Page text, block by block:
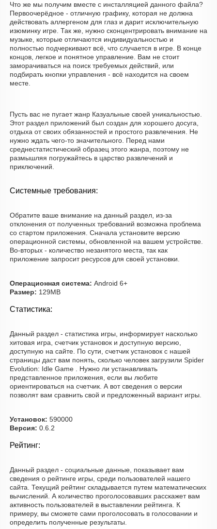
Что же мы получим вместе с инсталляцией данного файла?
Первоочерёдное - отличную графику, которая не должна
действовать аллергеном для глаз и дарит исключительную
изюминку игре. Так же, нужно сконцентрировать внимание на
музыке, которые отличаются индивидуальностью и
полностью подчеркивают всё, что случается в игре. В конце
концов, легкое и понятное управление. Вам не стоит
заморачиваться на поиск требуемых действий, или
подбирать кнопки управления - всё находится на своем
месте.
Пусть вас не пугает жанр Казуальные своей уникальностью.
Этот раздел приложений был создан для хорошего досуга,
отдыха от своих обязанностей и простого развлечения. Не
нужно ждать чего-то значительного. Перед нами
среднестатистический образец этого жанра, поэтому не
размышляя погружайтесь в царство развлечений и
приключений.
Системные требования:
Обратите ваше внимание на данный раздел, из-за
отклонения от полученных требований возможна проблема
со стартом приложения. Сначала установите версию
операционной системы, обновленной на вашем устройстве.
Во-вторых - количество незанятого места, так как
приложение запросит ресурсов для своей установки.
Операционная система: Android 6+
Размер: 129MB
Статистика:
Данный раздел - статистика игры, информирует насколько
хитовая игра, счетчик установок и доступную версию,
доступную на сайте. По сути, счетчик установок с нашей
страницы даст вам понять, сколько человек загрузили Spider
Evolution: Idle Game . Нужно ли устанавливать
представленное приложения, если вы любите
ориентироваться на счетчик. А вот сведения о версии
позволят вам сравнить свой и предложенный вариант игры.
Установок: 590000
Версия: 0.6.2
Рейтинг:
Данный раздел - социальные данные, показывает вам
сведения о рейтинге игры, среди пользователей нашего
сайта. Текущий рейтинг складывается путем математических
вычислений. А количество проголосовавших расскажет вам
активность пользователей в выставлении рейтинга. К
примеру, вы сможете сами проголосовать в голосовании и
определить полученные результаты.